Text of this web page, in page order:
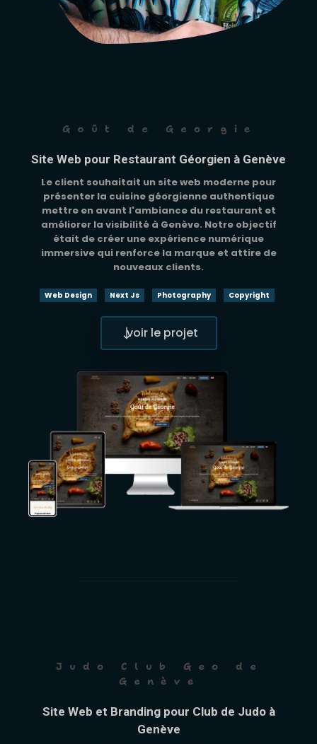
Goût de Georgie
Site Web pour Restaurant Géorgien à Genève
Le client souhaitait un site web moderne pour
présenter la cuisine géorgienne authentique
mettre en avant l'ambiance du restaurant et
améliorer la visibilité à Genève. Notre objectif
était de créer une expérience numérique
immersive qui renforce la marque et attire de
nouveaux clients.
Web Design Next Js Photography Copyright
voir le projet
Judo Club Geo de
Genève
Site Web et Branding pour Club de Judo à
Genève